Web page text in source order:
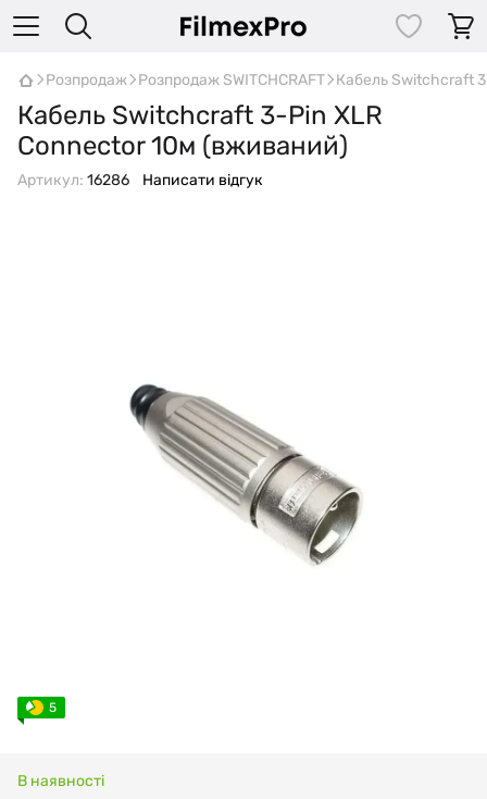
Розпродаж Розпродаж SWITCHCRAFT Кабель Switchcraft
Кабель Switchcraft 3-Pin XLR
Connector 10м (вживаний)
Артикул: 16286 Написати відгук
5
В наявності